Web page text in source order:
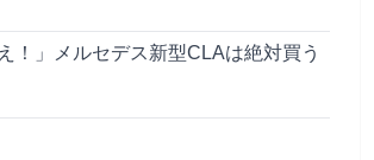
！」メルセデス新型CLAは絶対買う